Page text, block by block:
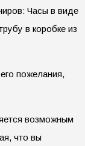
Часы в виде
в коробке из
пожелания,
возможным
что вы